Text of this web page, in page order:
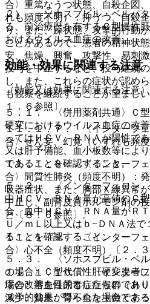
合〉重篤なうつ状態、自殺企図
れも頻度不明）：抑うつ、自殺
り、また、躁状態、攻撃的行動
ことがあるので、患者の精神状
安、焦燥、興奮、攻撃性、易刺
投与を中止するなど、投与継続
し、また、これらの症状が認め
も観察を継続することが望まし
１．６参照〕。
１１．１．７． 〈インターフ
合〉せん妄、幻覚（いずれも頻
１１．１．８． 〈インターフ
合〉間質性肺炎（頻度不明）：
吸器症状、また、胸部Ｘ線異常
中止し、副腎皮質ホルモン剤の
と〔８．６参照〕。
１１．１．９． 〈インターフ
合〉心不全（頻度不明）〔２．３
１１．１．１０． 〈インター
場合〉溶血性尿毒症症候群（Ｈ
減少、貧血、腎不全を主徴とす
２）． ソホスブビル・ベルパ
る、前治療歴を有するＣ型慢性
おけるウイルス血症の改善。
効能・効果に関連する注意
（効能又は効果に関連する注意）
５．１． 〈併用薬剤共通〉Ｃ
硬変におけるウイルス血症の改
ってはＨＣＶ ＲＮＡが陽性で
又は肝予備能、血小板数等によ
であることを確認すること。
５．２． 〈インターフェロン
中ＨＣＶ ＲＮＡ量が高値のＣ
合、血中ＨＣＶ ＲＮＡ量がＲＴ
Ｕ／ｍＬ以上又はｂ−ＤＮＡ法
ることを確認すること。
５．３． 〈ソホスブビル・ベ
の場合〉Ｃ型代償性肝硬変患者
症の改善を目的としたものであ
ス学的効果が得られた場合であ